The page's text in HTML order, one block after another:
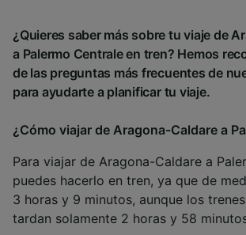
¿Quieres saber más sobre tu viaje de
a Palermo Centrale en tren? Hemos
de las preguntas más frecuentes de
para ayudarte a planificar tu viaje.
¿Cómo viajar de Aragona-Caldare a
Para viajar de Aragona-Caldare a
puedes hacerlo en tren, ya que de
3 horas y 9 minutos, aunque los
tardan solamente 2 horas y 58